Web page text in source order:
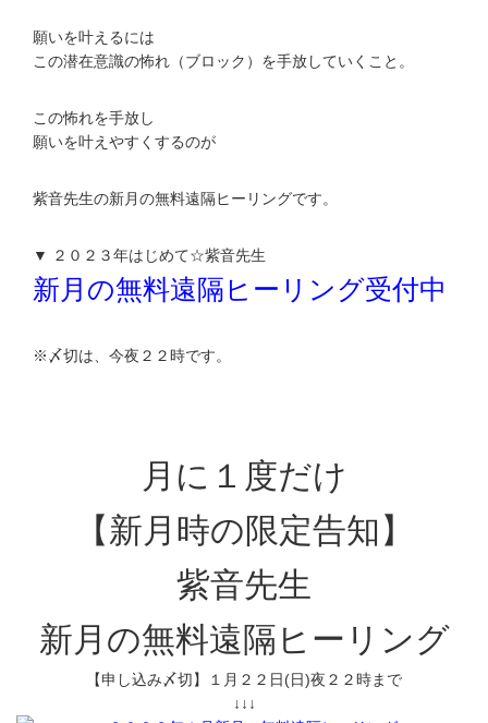
願いを叶えるには
この潜在意識の怖れ（ブロック）を手放していくこと。
この怖れを手放し
願いを叶えやすくするのが
紫音先生の新月の無料遠隔ヒーリングです。
▼ ２０２３年はじめて☆紫音先生
新月の無料遠隔ヒーリング受付中
※〆切は、今夜２２時です。
月に１度だけ
【新月時の限定告知】
紫音先生
新月の無料遠隔ヒーリング
【申し込み〆切】１月２２日(日)夜２２時まで
↓↓↓